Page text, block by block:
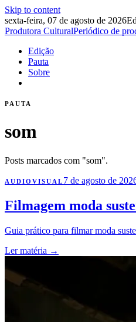
Skip to content
sexta-feira, 07 de agosto de 2026
Produtora CulturalPeriódico de
Edição
Pauta
Sobre
PAUTA
som
Posts marcados com "som".
AUDIOVISUAL 7 de agosto de
Filmagem moda
Guia prático para filmar moda
Ler matéria →